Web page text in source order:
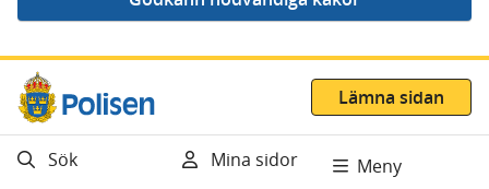
Gå direkt till innehåll
Lämna sidan
Sök Mina sidor Meny